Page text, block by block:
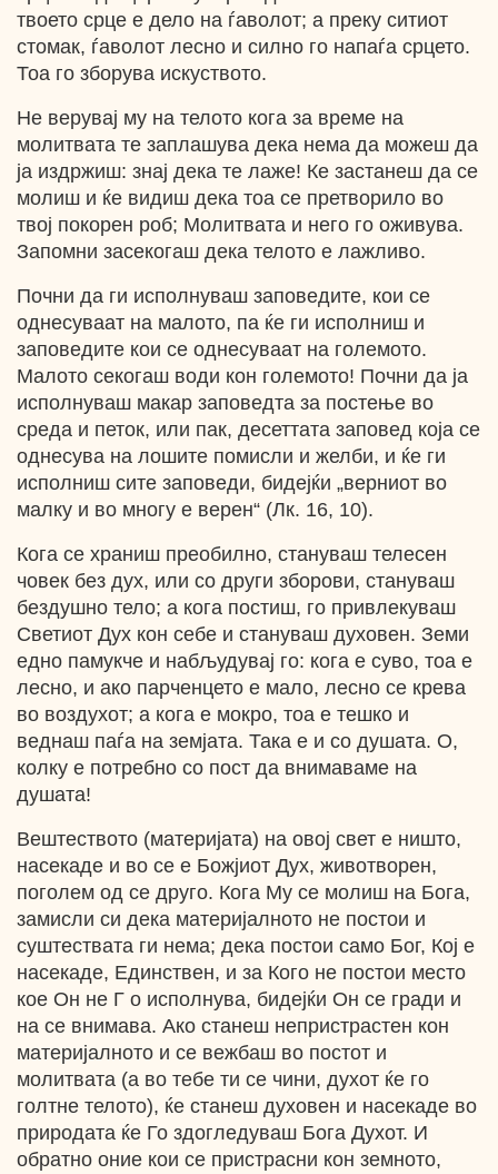
твоето срце е дело на ѓаволот; а преку ситиот
стомак, ѓаволот лесно и силно го напаѓа срцето.
Тоа го зборува искуството.
Не верувај му на телото кога за време на
молитвата те заплашува дека нема да можеш да
ја издржиш: знај дека те лаже! Ке застанеш да се
молиш и ќе видиш дека тоа се претворило во
твој покорен роб; Молитвата и него го оживува.
Запомни засекогаш дека телото е лажливо.
Почни да ги исполнуваш заповедите, кои се
однесуваат на малото, па ќе ги исполниш и
заповедите кои се однесуваат на големото.
Малото секогаш води кон големото! Почни да ја
исполнуваш макар заповедта за постење во
среда и петок, или пак, десеттата заповед која се
однесува на лошите помисли и желби, и ќе ги
исполниш сите заповеди, бидејќи „верниот во
малку и во многу е верен“ (Лк. 16, 10).
Кога се храниш преобилно, стануваш телесен
човек без дух, или со други зборови, стануваш
бездушно тело; а кога постиш, го привлекуваш
Светиот Дух кон себе и стануваш духовен. Земи
едно памукче и набљудувај го: кога е суво, тоа е
лесно, и ако парченцето е мало, лесно се крева
во воздухот; а кога е мокро, тоа е тешко и
веднаш паѓа на земјата. Така е и со душата. О,
колку е потребно со пост да внимаваме на
душата!
Вештеството (материјата) на овој свет е ништо,
насекаде и во се е Божјиот Дух, животворен,
поголем од се друго. Кога Му се молиш на Бога,
замисли си дека материјалното не постои и
суштествата ги нема; дека постои само Бог, Кој е
насекаде, Единствен, и за Кого не постои место
кое Он не Г о исполнува, бидејќи Он се гради и
на се внимава. Ако станеш непристрастен кон
материјалното и се вежбаш во постот и
молитвата (а во тебе ти се чини, духот ќе го
голтне телото), ќе станеш духовен и насекаде во
природата ќе Го здогледуваш Бога Духот. И
обратно оние кои се пристрасни кон земното,